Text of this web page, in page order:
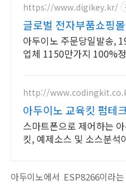
https://www.digikey.kr/
글로벌 전자부품쇼핑
만원이상 무료배송,당
아두이노 주문당일발송,
업체 1150만가지 100%
http://
아두이노 교육킷 펌테
스마트폰으로 제어하는
킷, 예제소스 및 소스분석
아두이노에서 ESP8266이라